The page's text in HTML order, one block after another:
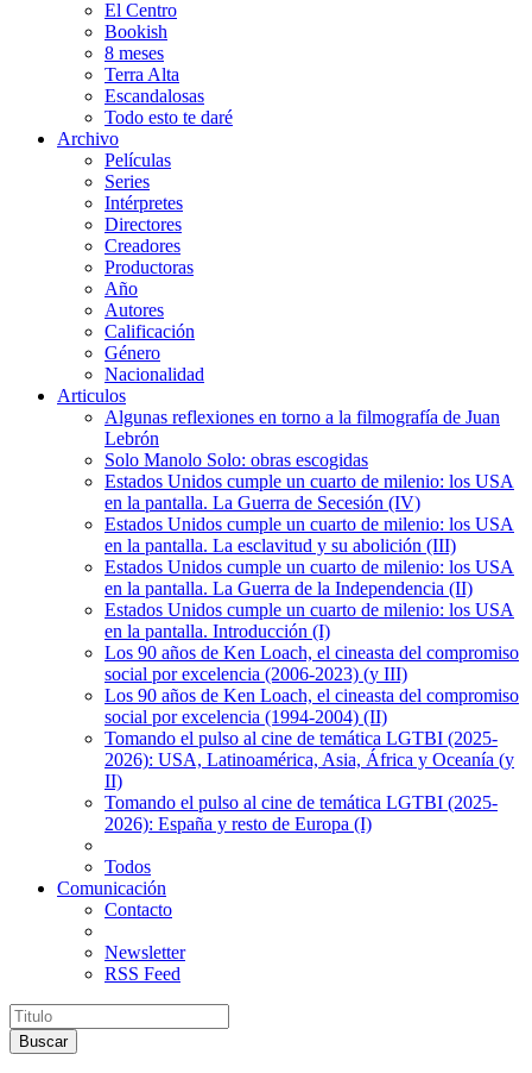
El Centro
Bookish
8 meses
Terra Alta
Escandalosas
Todo esto te daré
Archivo
Películas
Series
Intérpretes
Directores
Creadores
Productoras
Año
Autores
Calificación
Género
Nacionalidad
Articulos
Algunas reflexiones en torno a la filmografía de Juan
Lebrón
Solo Manolo Solo: obras escogidas
Estados Unidos cumple un cuarto de milenio: los USA
en la pantalla. La Guerra de Secesión (IV)
Estados Unidos cumple un cuarto de milenio: los USA
en la pantalla. La esclavitud y su abolición (III)
Estados Unidos cumple un cuarto de milenio: los USA
en la pantalla. La Guerra de la Independencia (II)
Estados Unidos cumple un cuarto de milenio: los USA
en la pantalla. Introducción (I)
Los 90 años de Ken Loach, el cineasta del compromiso
social por excelencia (2006-2023) (y III)
Los 90 años de Ken Loach, el cineasta del compromiso
social por excelencia (1994-2004) (II)
Tomando el pulso al cine de temática LGTBI (2025-
2026): USA, Latinoamérica, Asia, África y Oceanía (y
II)
Tomando el pulso al cine de temática LGTBI (2025-
2026): España y resto de Europa (I)
Todos
Comunicación
Contacto
Newsletter
RSS Feed
Buscar